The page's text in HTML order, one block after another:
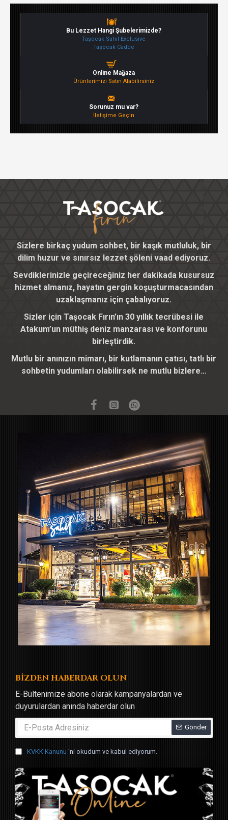
Bu Lezzet Hangi Şubelerimizde?
Taşocak Sahil Exclusive
Taşocak Cadde
Online Mağaza
Ürünlerimizi Satın Alabilirsiniz
Sorunuz mu var?
İletişime Geçin
Sizlere birkaç yudum sohbet, bir kaşık mutluluk, bir
dilim huzur ve sınırsız lezzet şöleni vaad ediyoruz.
Sevdiklerinizle geçireceğiniz her dakikada kusursuz
hizmet almanız, hayatın gergin koşuşturmacasından
uzaklaşmanız için çabalıyoruz.
Sizler için Taşocak Fırın’ın 30 yıllık tecrübesi ile
Atakum’un müthiş deniz manzarası ve konforunu
birleştirdik.
Mutlu bir anınızın mimarı, bir kutlamanın çatısı, tatlı bir
sohbetin yudumları olabilirsek ne mutlu bizlere…
BİZDEN HABERDAR OLUN
E-Bültenimize abone olarak kampanyalardan ve
duyurulardan anında haberdar olun
Gönder
KVKK Kanunu 'ni okudum ve kabul ediyorum.